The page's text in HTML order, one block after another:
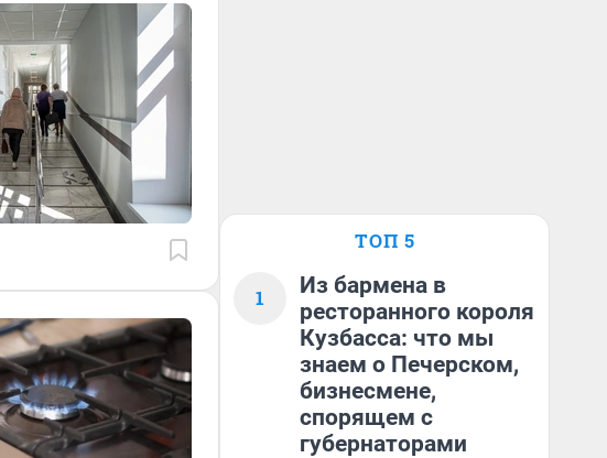
ТОП 5
1
Из бармена в
ресторанного короля
Кузбасса: что мы
знаем о Печерском,
бизнесмене,
спорящем с
губернаторами